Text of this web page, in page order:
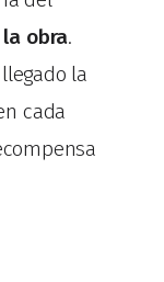
obra.
la
cada